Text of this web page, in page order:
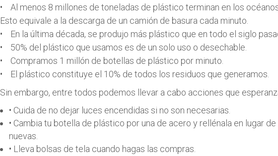
• Al menos 8 millones de toneladas de plástico terminan en los
Esto equivale a la descarga de un camión de basura cada minuto.
• En la última década, se produjo más plástico que en todo el siglo
• 50% del plástico que usamos es de un solo uso o desechable.
• Compramos 1 millón de botellas de plástico por minuto.
• El plástico constituye el 10% de todos los residuos que generamos.
Sin embargo, entre todos podemos llevar a cabo acciones que
• Cuida de no dejar luces encendidas si no son necesarias.
• Cambia tu botella de plástico por una de acero y rellénala en lugar
nuevas.
• Lleva bolsas de tela cuando hagas las compras.